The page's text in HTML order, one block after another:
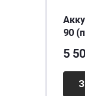
90
5